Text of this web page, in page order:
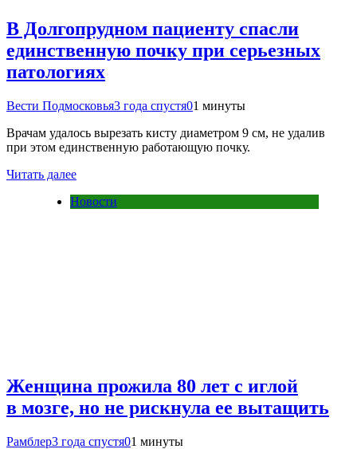
В Долгопрудном пациенту спасли
единственную почку при серьезных
патологиях
Вести Подмосковья3 года спустя01 минуты
Врачам удалось вырезать кисту диаметром 9 см, не удалив
при этом единственную работающую почку.
Читать далее
Новости
Женщина прожила 80 лет с иглой
в мозге, но не рискнула ее вытащить
Рамблер3 года спустя01 минуты